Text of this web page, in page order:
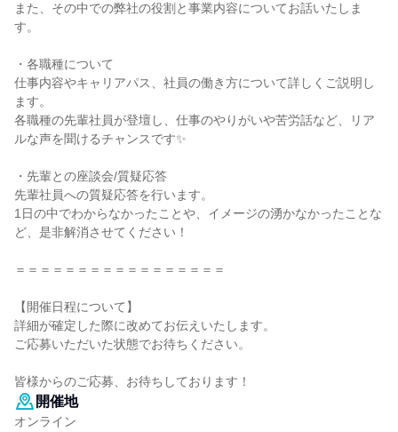
また、その中での弊社の役割と事業内容についてお話いたしま
す。
・各職種について
仕事内容やキャリアパス、社員の働き方について詳しくご説明し
ます。
各職種の先輩社員が登壇し、仕事のやりがいや苦労話など、リア
ルな声を聞けるチャンスです✨
・先輩との座談会/質疑応答
先輩社員への質疑応答を行います。
1日の中でわからなかったことや、イメージの湧かなかったことな
ど、是非解消させてください！
＝＝＝＝＝＝＝＝＝＝＝＝＝＝＝＝＝
【開催日程について】
詳細が確定した際に改めてお伝えいたします。
ご応募いただいた状態でお待ちください。
皆様からのご応募、お待ちしております！
開催地
オンライン